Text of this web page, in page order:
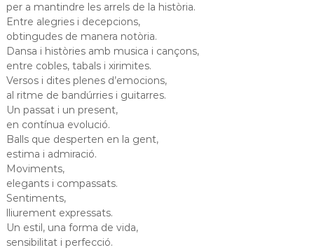
per a mantindre les arrels de la història.
Entre alegries i decepcions,
obtingudes de manera notòria.
Dansa i històries amb musica i cançons,
entre cobles, tabals i xirimites.
Versos i dites plenes d’emocions,
al ritme de bandúrries i guitarres.
Un passat i un present,
en contínua evolució.
Balls que desperten en la gent,
estima i admiració.
Moviments,
elegants i compassats.
Sentiments,
lliurement expressats.
Un estil, una forma de vida,
sensibilitat i perfecció.